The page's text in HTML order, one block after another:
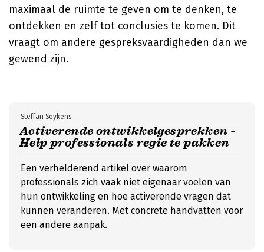
maximaal de ruimte te geven om te denken, te
ontdekken en zelf tot conclusies te komen. Dit
vraagt om andere gespreksvaardigheden dan we
gewend zijn.
Activerende ontwikkelgesprekken -
Help professionals regie te pakken
Steffan Seykens
Een verhelderend artikel over waarom
professionals zich vaak niet eigenaar voelen van
hun ontwikkeling en hoe activerende vragen dat
kunnen veranderen. Met concrete handvatten voor
een andere aanpak.